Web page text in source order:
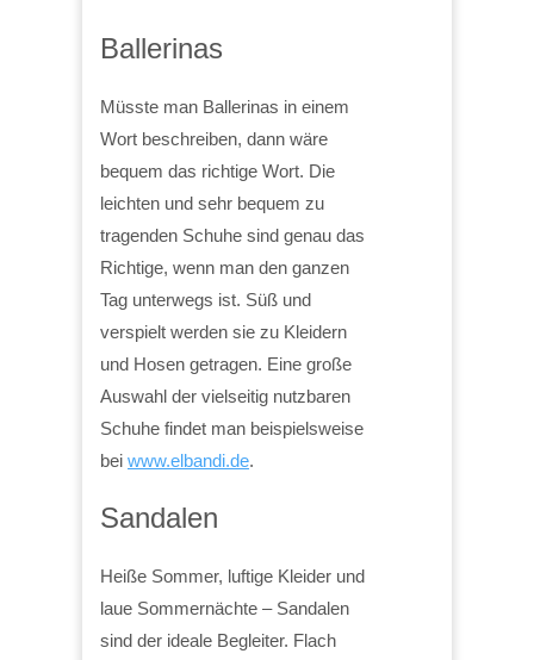
Ballerinas
Müsste man Ballerinas in einem
Wort beschreiben, dann wäre
bequem das richtige Wort. Die
leichten und sehr bequem zu
tragenden Schuhe sind genau das
Richtige, wenn man den ganzen
Tag unterwegs ist. Süß und
verspielt werden sie zu Kleidern
und Hosen getragen. Eine große
Auswahl der vielseitig nutzbaren
Schuhe findet man beispielsweise
bei www.elbandi.de.
Sandalen
Heiße Sommer, luftige Kleider und
laue Sommernächte – Sandalen
sind der ideale Begleiter. Flach